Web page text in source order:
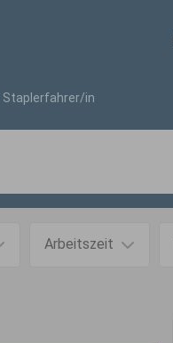
Staplerfahrer/in
Arbeitszeit